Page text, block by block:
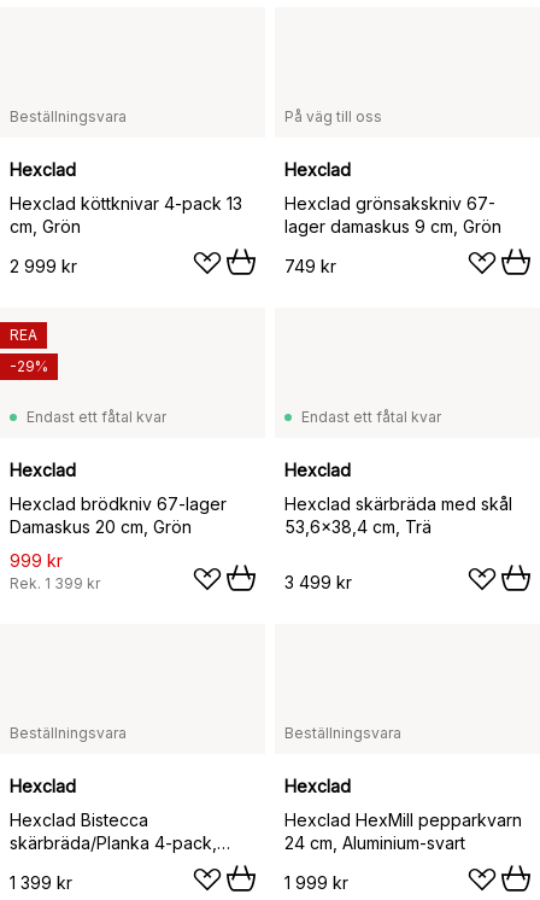
Beställningsvara
Hexclad
Hexclad köttknivar 4-pack 13
cm, Grön
2 999 kr
På väg till oss
Hexclad
Hexclad grönsakskniv 67-
lager damaskus 9 cm, Grön
749 kr
Endast ett fåtal kvar
Hexclad
Hexclad brödkniv 67-lager
Damaskus 20 cm, Grön
999 kr
Rek. 1 399 kr
REA
-29%
Endast ett fåtal kvar
Hexclad
Hexclad skärbräda med skål
53,6x38,4 cm, Trä
3 499 kr
Beställningsvara
Hexclad
Hexclad Bistecca
skärbräda/Planka 4-pack,
1 399 kr
Beställningsvara
Hexclad
Hexclad HexMill pepparkvarn
24 cm, Aluminium-svart
1 999 kr